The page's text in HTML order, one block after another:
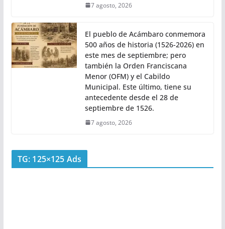
7 agosto, 2026
El pueblo de Acámbaro conmemora
500 años de historia (1526-2026) en
este mes de septiembre; pero
también la Orden Franciscana
Menor (OFM) y el Cabildo
Municipal. Este último, tiene su
antecedente desde el 28 de
septiembre de 1526.
7 agosto, 2026
TG: 125×125 Ads